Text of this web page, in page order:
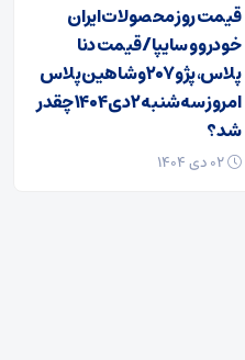
قیمت روز محصولات ایران
خودرو و سایپا/ قیمت دنا
پلاس، پژو ۲۰۷ و شاهین پلاس
امروز سه‌شنبه ۲ دی ۱۴۰۴ چقدر
شد؟
۰۲ دی ۱۴۰۴